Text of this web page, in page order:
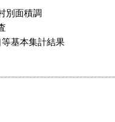
別面積調
基本集計結果